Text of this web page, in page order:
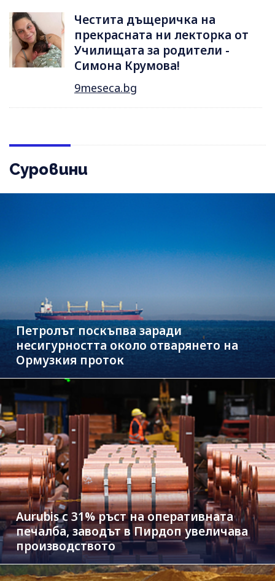
Честита дъщеричка на
прекрасната ни лекторка от
Училищата за родители -
Симона Крумова!
9meseca.bg
Суровини
Петролът поскъпва заради
несигурността около отварянето на
Ормузкия проток
Aurubis с 31% ръст на оперативната
печалба, заводът в Пирдоп увеличава
производството